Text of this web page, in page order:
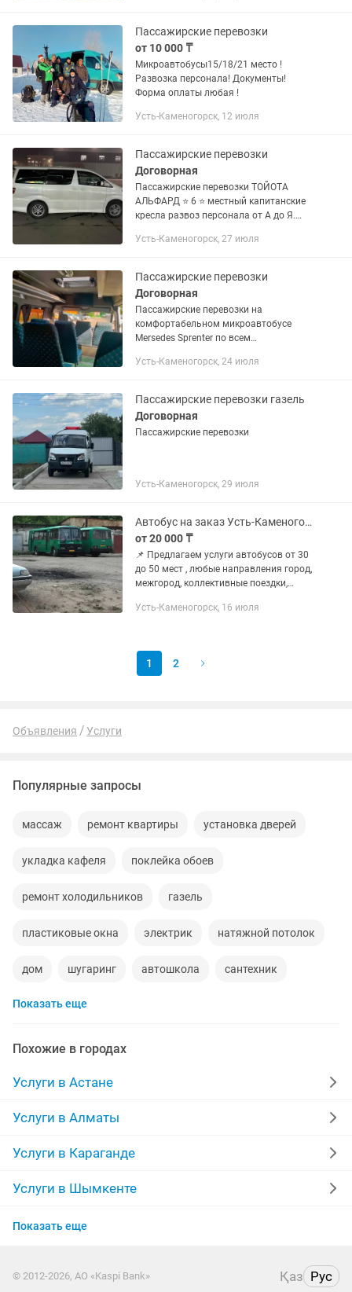
Пассажирские перевозки
от 10 000 ₸
Микроавтобусы15/18/21 место !
Развозка персонала! Документы!
Форма оплаты любая !
Усть-Каменогорск, 12 июля
Пассажирские перевозки
Договорная
Пассажирские перевозки ТОЙОТА
АЛЬФАРД ⭐️ 6 ⭐️ местный капитанские
кресла развоз персонала от А до Я.
и обратно свадьбы той итд.
Усть-Каменогорск, 27 июля
Пассажирские перевозки
Договорная
Пассажирские перевозки на
комфортабельном микроавтобусе
Mersedes Sprenter по всем
выезды на базы отдыха, спортивные
откидные сидения,...
Усть-Каменогорск, 24 июля
Пассажирские перевозки газель
Договорная
Пассажирские перевозки
Усть-Каменогорск, 29 июля
Автобус на заказ Усть-Каменогорск аренда автобуса пассажирские перевозки
от 20 000 ₸
📌 Предлагаем услуги автобусов от 30
до 50 мест , любые направления город,
межгород, коллективные поездки,
аренда , вахты , развозка сотрудников
Усть-Каменогорск, 16 июля
1 2
Объявления Услуги
Популярные запросы
массаж ремонт квартиры установка дверей
укладка кафеля поклейка обоев
ремонт холодильников газель
пластиковые окна электрик натяжной потолок
дом шугаринг автошкола сантехник
сиделки
москитные сетки
ремонт стиральных машин
грузоперевозки газель
манипулятор реставрация мебели
двери ремонт
Показать еще
Похожие в городах
Услуги в Астане
Услуги в Алматы
Услуги в Караганде
Услуги в Шымкенте
Услуги в Актау
Показать еще
© 2012-2026, АО «Kaspi Bank» Қаз Рус